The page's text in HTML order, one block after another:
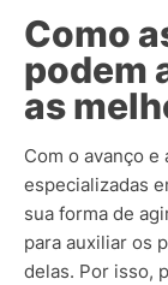
Como
podem
as
Com o avanço
especializadas
sua forma de
para auxiliar os
delas. Por isso,